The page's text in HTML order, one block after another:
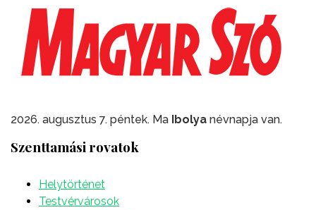
2026. augusztus 7. péntek. Ma Ibolya névnapja van.
Szenttamási rovatok
Helytörténet
Testvérvárosok